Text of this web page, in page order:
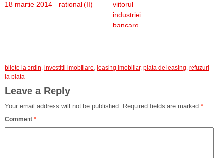
18 martie 2014
rational (II)
viitorul
industriei
bancare
bilete la ordin, investitii imobiliare, leasing imobiliar, piata de leasing, refuzuri
la plata
Leave a Reply
Your email address will not be published. Required fields are marked *
Comment *